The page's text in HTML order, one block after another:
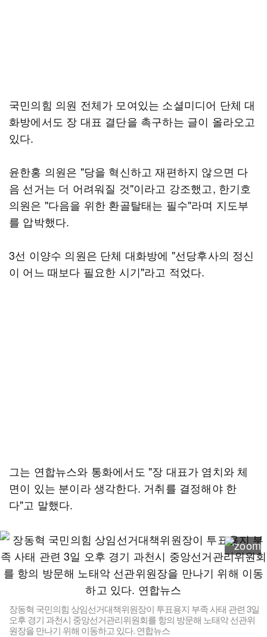
국민의힘 의원 전체가 모여있는 소셜미디어 단체 대
화방에서도 장 대표 결단을 촉구하는 글이 올라오고
있다.
윤한홍 의원은 "당을 혁신하고 재편하지 않으면 다
음 선거는 더 어려워질 것"이라고 강조했고, 한기호
의원은 "다음을 위한 환골탈태는 필수"라며 지도부
를 압박했다.
3선 이양수 의원은 단체 대화방에 "선당후사의 정신
이 어느 때보다 필요한 시기"라고 적었다.
그는 연합뉴스와 통화에서도 "장 대표가 염치와 체
면이 있는 분이라 생각한다. 거취를 결정해야 한
다"고 말했다.
장동혁 국민의힘 상임선거대책위원장이 투표용지 부족 사태 관련 3일
오후 경기 과천시 중앙선거관리위원회를 항의 방문해 노태악 선관위
원장을 만나기 위해 이동하고 있다. 연합뉴스